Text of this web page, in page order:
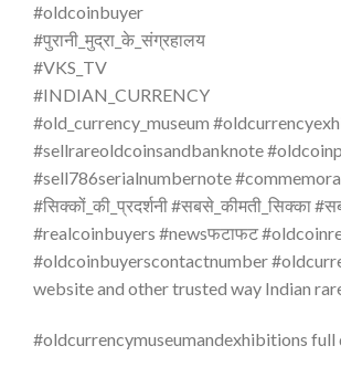
#oldcoinbuyer
#पुरानी_मुद्रा_के_संग्रहालय
#VKS_TV
#INDIAN_CURRENCY
#old_currency_museum
#sellrareoldcoinsandbanknote
#sell786serialnumbernote
#सिक्कों_की_प्रदर्शनी #सबसे_कीमती_सिक्का
#realcoinbuyers #newsफटाफट
#oldcoinbuyerscontactnumber
website and other trusted way Indian
#oldcurrencymuseumandexhibitions full